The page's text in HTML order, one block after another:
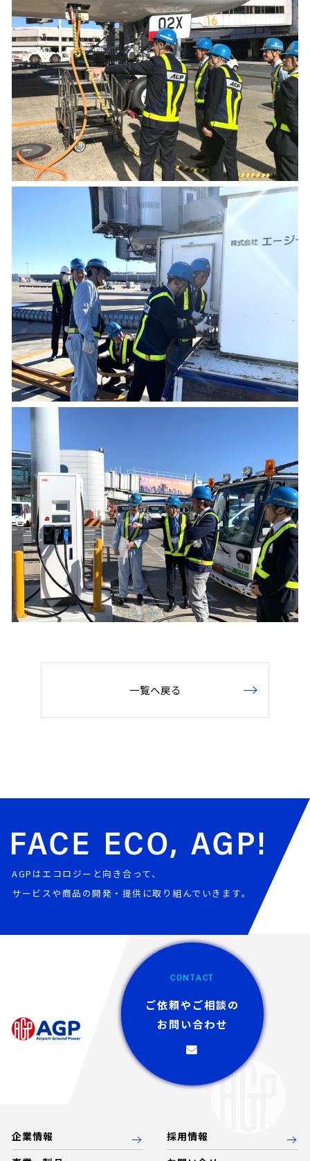
一覧へ戻る
AGPはエコロジーと向き合って、
サービスや商品の開発・提供に取り組んでいきます。
CONTACT
ご依頼やご相談の
お問い合わせ
企業情報
採用情報